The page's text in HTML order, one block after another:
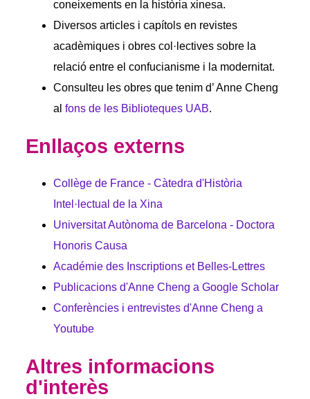
coneixements en la història xinesa.
Diversos articles i capítols en revistes
acadèmiques i obres col·lectives sobre la
relació entre el confucianisme i la modernitat.
Consulteu les obres que tenim d’ Anne Cheng
al fons de les Biblioteques UAB.
Enllaços externs
Collège de France - Càtedra d'Història
Intel·lectual de la Xina
Universitat Autònoma de Barcelona - Doctora
Honoris Causa
Académie des Inscriptions et Belles-Lettres
Publicacions d'Anne Cheng a Google Scholar
Conferències i entrevistes d'Anne Cheng a
Youtube
Altres informacions
d'interès